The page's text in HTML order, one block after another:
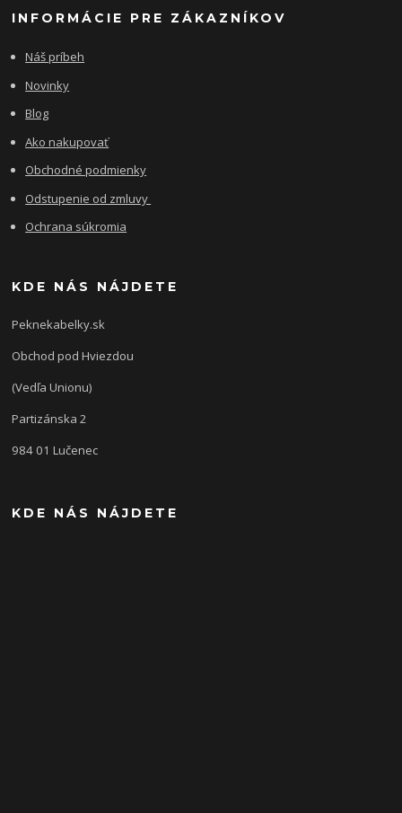
INFORMÁCIE PRE ZÁKAZNÍKOV
Náš príbeh
Novinky
Blog
Ako nakupovať
Obchodné podmienky
Odstupenie od zmluvy
Ochrana súkromia
KDE NÁS NÁJDETE
Peknekabelky.sk
Obchod pod Hviezdou
(Vedľa Unionu)
Partizánska 2
984 01 Lučenec
KDE NÁS NÁJDETE